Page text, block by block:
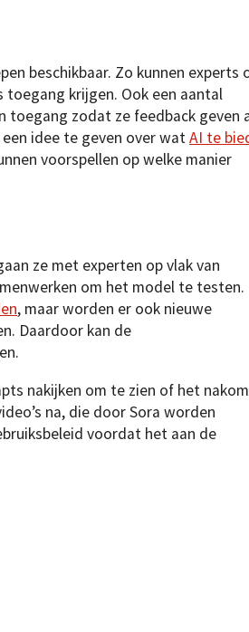
beschikbaar. Zo kunnen experts
toegang krijgen. Ook een aantal
toegang zodat ze feedback geven
idee te geven over watAI te
voorspellen op welke manier
ze met experten op vlak van
om het model te testen.
, maar worden er ook nieuwe
Daardoor kan de
nakijken om te zien of het
na, die door Sora worden
voordat het aan de